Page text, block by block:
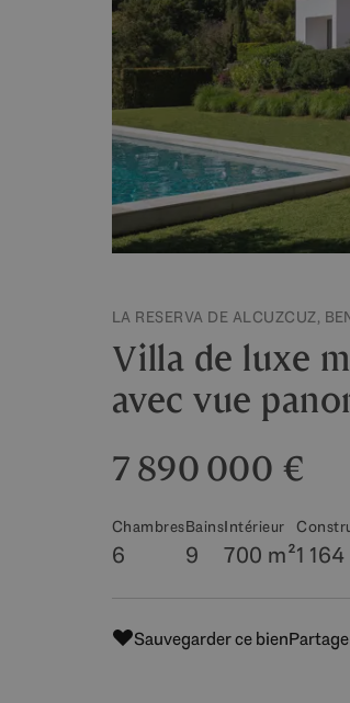
LA RESERVA DE ALCUZCUZ,
Villa de luxe
avec vue
7 890 000 €
Chambres
6
Bains
9
Intérieur
700 m²1
Sauvegarder ce bien